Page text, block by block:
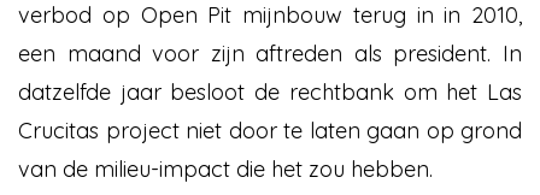
verbod op Open Pit mijnbouw terug in in 2010,
een maand voor zijn aftreden als president. In
datzelfde jaar besloot de rechtbank om het Las
Crucitas project niet door te laten gaan op grond
van de milieu-impact die het zou hebben.